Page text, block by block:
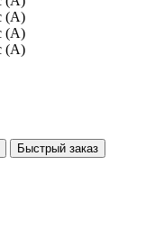
Быстрый заказ